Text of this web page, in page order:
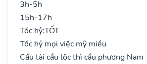
3h-5h
15h-17h
Tốc hỷ:TỐT
Tốc hỷ mọi việc mỹ miều
Cầu tài cầu lộc thì cầu phương Nam